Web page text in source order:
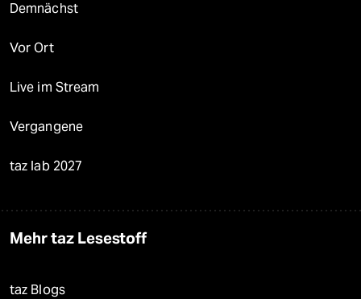
Demnächst
Vor Ort
Live im Stream
Vergangene
taz lab 2027
Mehr taz Lesestoff
taz Blogs